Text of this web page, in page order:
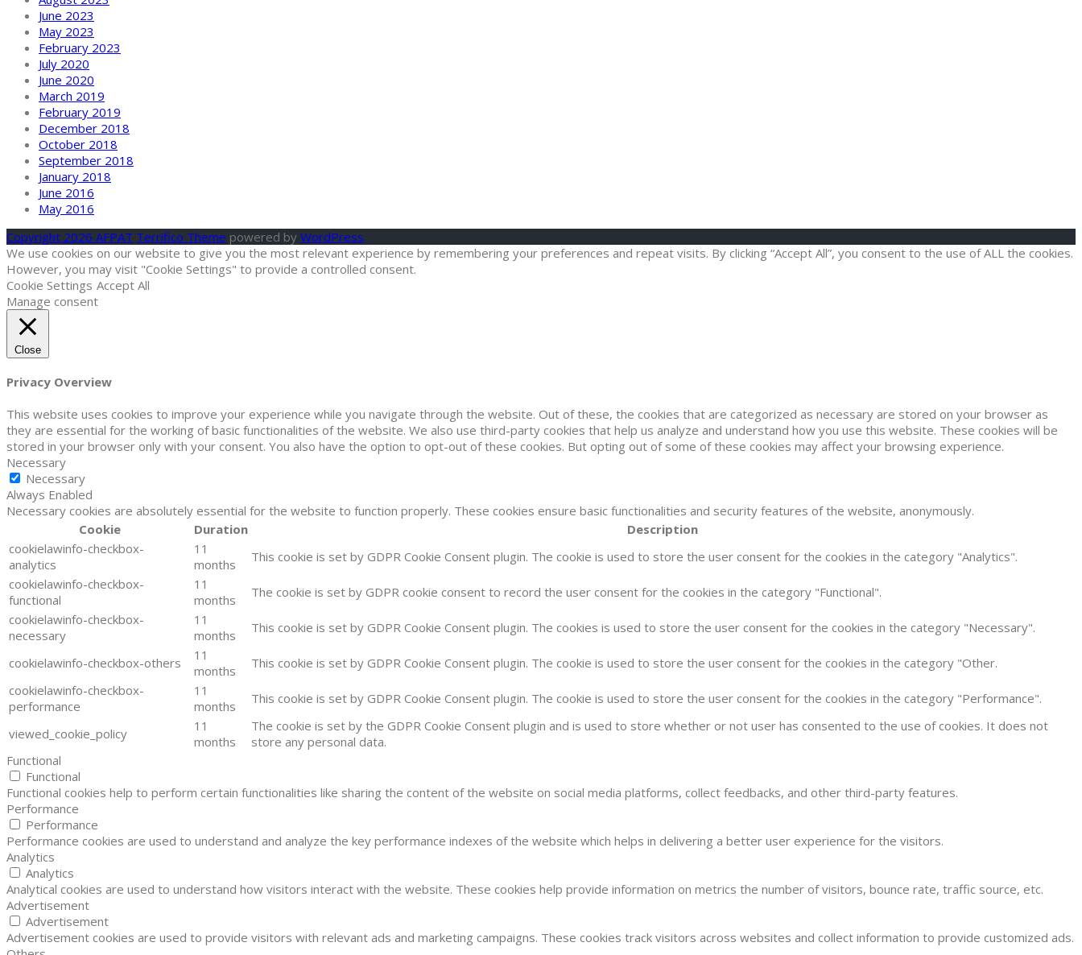
June 2023
May 2023
February 2023
July 2020
June 2020
March 2019
February 2019
December 2018
October 2018
September 2018
January 2018
June 2016
May 2016
Copyright 2026 AFPAT Terrifico Theme powered by WordPress
We use cookies on our website to give you the most relevant experience by remembering your preferences and repeat visits. By clicking “Accept All”, you consent to the use of ALL the cookies.
However, you may visit "Cookie Settings" to provide a controlled consent.
Cookie Settings Accept All
Manage consent
Close
Privacy Overview
This website uses cookies to improve your experience while you navigate through the website. Out of these, the cookies that are categorized as necessary are stored on your browser as
they are essential for the working of basic functionalities of the website. We also use third-party cookies that help us analyze and understand how you use this website. These cookies will be
stored in your browser only with your consent. You also have the option to opt-out of these cookies. But opting out of some of these cookies may affect your browsing experience.
Necessary
Necessary
Always Enabled
Necessary cookies are absolutely essential for the website to function properly. These cookies ensure basic functionalities and security features of the website, anonymously.
Cookie
Duration
Description
cookielawinfo-checkbox-
analytics
11
months
This cookie is set by GDPR Cookie Consent plugin. The cookie is used to store the user consent for the cookies in the category "Analytics".
cookielawinfo-checkbox-
functional
11
months
The cookie is set by GDPR cookie consent to record the user consent for the cookies in the category "Functional".
cookielawinfo-checkbox-
necessary
11
months
This cookie is set by GDPR Cookie Consent plugin. The cookies is used to store the user consent for the cookies in the category "Necessary".
cookielawinfo-checkbox-others
11
months
This cookie is set by GDPR Cookie Consent plugin. The cookie is used to store the user consent for the cookies in the category "Other.
cookielawinfo-checkbox-
performance
11
months
This cookie is set by GDPR Cookie Consent plugin. The cookie is used to store the user consent for the cookies in the category "Performance".
viewed_cookie_policy
11
months
The cookie is set by the GDPR Cookie Consent plugin and is used to store whether or not user has consented to the use of cookies. It does not
store any personal data.
Functional
Functional
Functional cookies help to perform certain functionalities like sharing the content of the website on social media platforms, collect feedbacks, and other third-party features.
Performance
Performance
Performance cookies are used to understand and analyze the key performance indexes of the website which helps in delivering a better user experience for the visitors.
Analytics
Analytics
Analytical cookies are used to understand how visitors interact with the website. These cookies help provide information on metrics the number of visitors, bounce rate, traffic source, etc.
Advertisement
Advertisement
Advertisement cookies are used to provide visitors with relevant ads and marketing campaigns. These cookies track visitors across websites and collect information to provide customized ads.